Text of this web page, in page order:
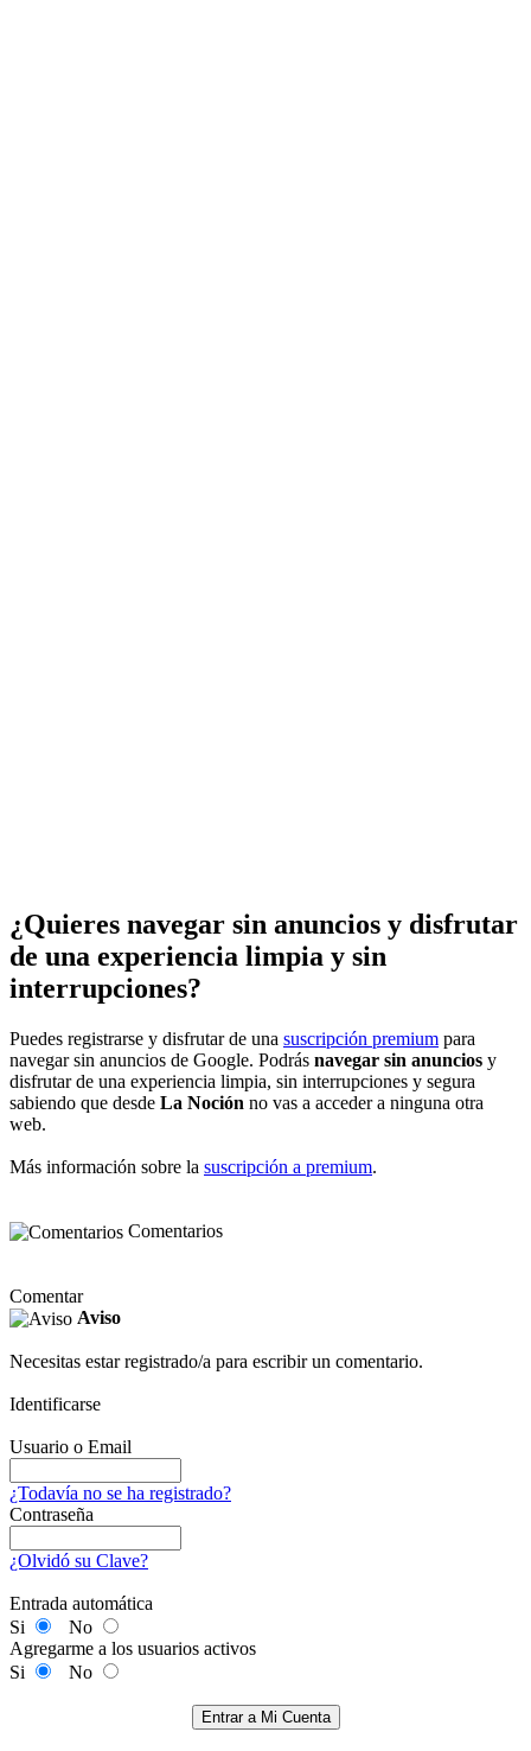
¿Quieres navegar sin anuncios y disfrutar
de una experiencia limpia y sin
interrupciones?
Puedes registrarse y disfrutar de una suscripción premium para
navegar sin anuncios de Google. Podrás navegar sin anuncios y
disfrutar de una experiencia limpia, sin interrupciones y segura
sabiendo que desde La Noción no vas a acceder a ninguna otra
web.
Más información sobre la suscripción a premium.
Comentarios
Comentar
Aviso
Necesitas estar registrado/a para escribir un comentario.
Identificarse
Usuario o Email
¿Todavía no se ha registrado?
Contraseña
¿Olvidó su Clave?
Entrada automática
Si
No
Agregarme a los usuarios activos
Si
No
Entrar a Mi Cuenta